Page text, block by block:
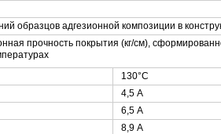
образцов адгезионной композиции в
прочность покрытия (кг/см),
130°С
4,5 А
6,5 А
8,9 А